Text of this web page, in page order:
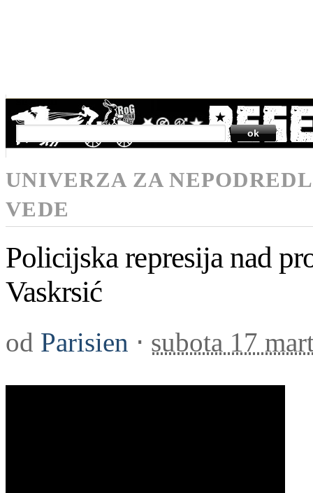
SEARCH
UNIVERZA ZA
VEDE
Policijska represija nad
Vaskrsić
od Parisien ⋅ subota 17